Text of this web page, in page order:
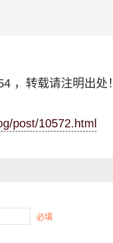
，转载请注明出处！
post/10572.html
必填